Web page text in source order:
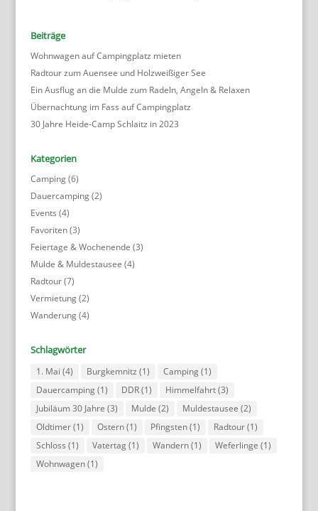
Beiträge
Wohnwagen auf Campingplatz mieten
Radtour zum Auensee und Holzweißiger See
Ein Ausflug an die Mulde zum Radeln, Angeln & Relaxen
Übernachtung im Fass auf Campingplatz
30 Jahre Heide-Camp Schlaitz in 2023
Kategorien
Camping(6)
Dauercamping(2)
Events (4)
Favoriten(3)
Feiertage & Wochenende (3)
Mulde & Muldestausee (4)
Radtour(7)
Vermietung(2)
Wanderung(4)
Schlagwörter
1. Mai (4) Burgkemnitz (1) Camping(1)
Dauercamping(1) DDR(1) Himmelfahrt(3)
Jubiläum 30 Jahre (3) Mulde (2) Muldestausee (2)
Oldtimer(1) Ostern(1) Pfingsten(1) Radtour(1)
Schloss (1) Vatertag(1) Wandern(1) Weferlinge (1)
Wohnwagen(1)